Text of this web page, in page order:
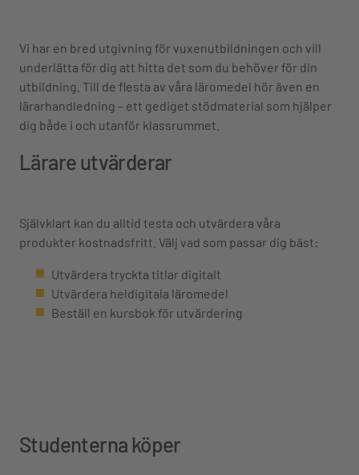
Vi har en bred utgivning för vuxenutbildningen och vill
underlätta för dig att hitta det som du behöver för din
utbildning. Till de flesta av våra läromedel hör även en
lärarhandledning – ett gediget stödmaterial som hjälper
dig både i och utanför klassrummet.
Lärare utvärderar
Självklart kan du alltid testa och utvärdera våra
produkter kostnadsfritt. Välj vad som passar dig bäst:
Utvärdera tryckta titlar digitalt
Utvärdera heldigitala läromedel
Beställ en kursbok för utvärdering
Studenterna köper